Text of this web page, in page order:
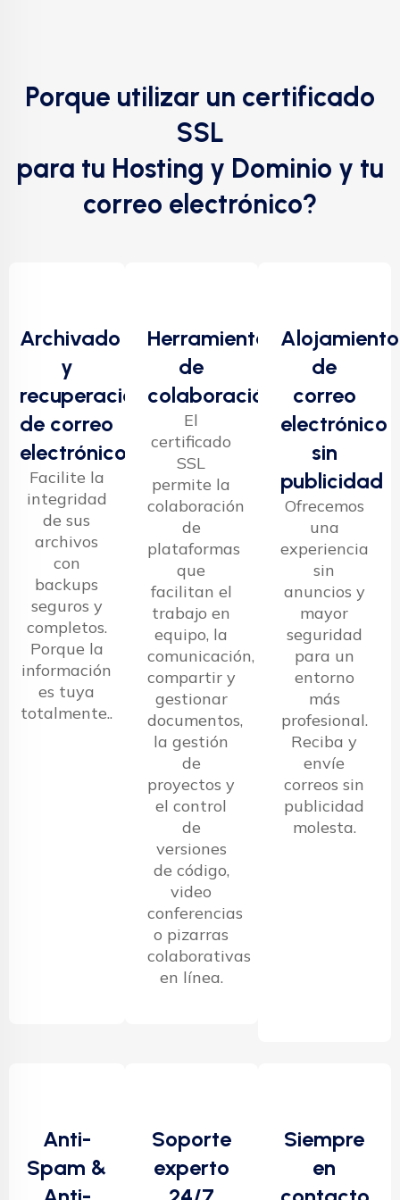
Porque utilizar un certificado
SSL
para tu Hosting y Dominio y tu
correo electrónico?
Archivado
y
recuperación
de correo
electrónico
Facilite la
integridad
de sus
archivos
con
backups
seguros y
completos.
Porque la
información
es tuya
totalmente..
Herramientas
de
colaboración
El
certificado
SSL
permite la
colaboración
de
plataformas
que
facilitan el
trabajo en
equipo, la
comunicación,
compartir y
gestionar
documentos,
la gestión
de
proyectos y
el control
de
versiones
de código,
video
conferencias
o pizarras
colaborativas
en línea.
Alojamiento
de
correo
electrónico
sin
publicidad
Ofrecemos
una
experiencia
sin
anuncios y
mayor
seguridad
para un
entorno
más
profesional.
Reciba y
envíe
correos sin
publicidad
molesta.
Anti-
Spam &
Soporte
experto
Siempre
en